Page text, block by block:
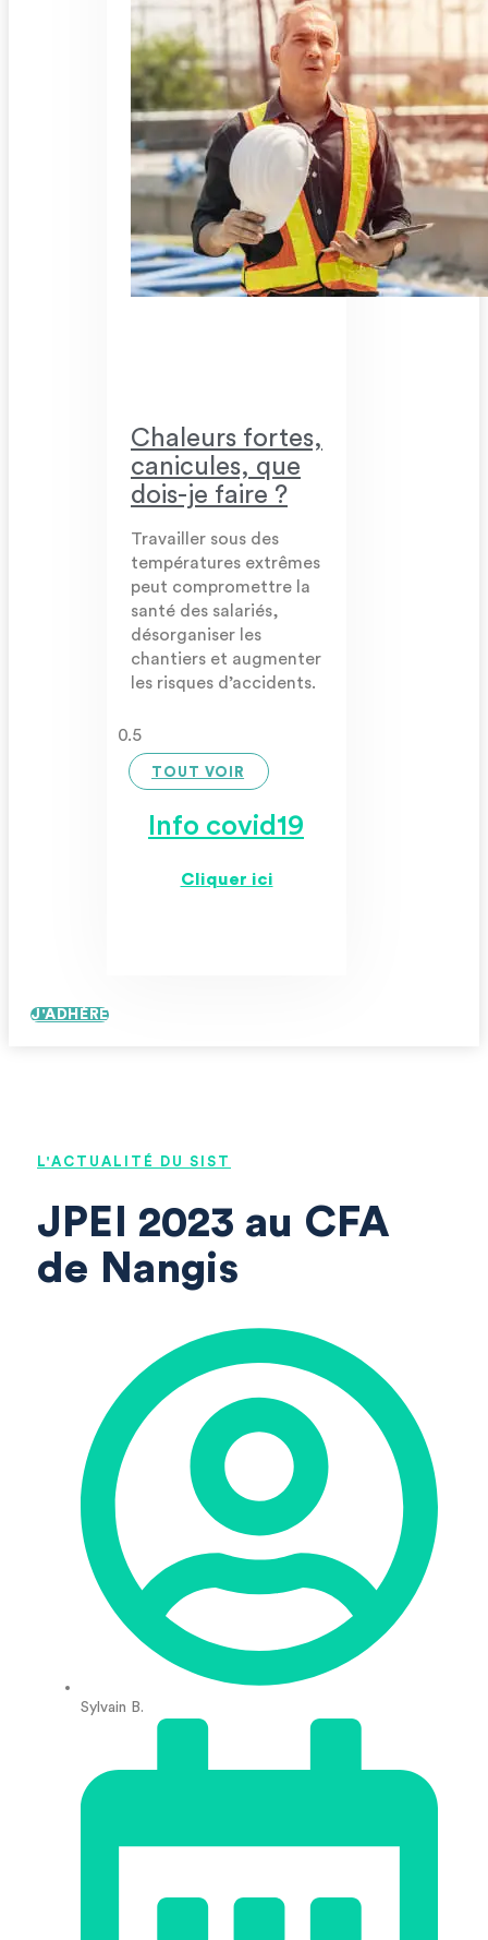
Chaleurs fortes,
canicules, que
dois-je faire ?
Travailler sous des
températures extrêmes
peut compromettre la
santé des salariés,
désorganiser les
chantiers et augmenter
les risques d’accidents.
TOUT VOIR
Info covid19
Cliquer ici
J'ADHÈRE
L'ACTUALITÉ DU SIST
JPEI 2023 au CFA
de Nangis
Sylvain B.